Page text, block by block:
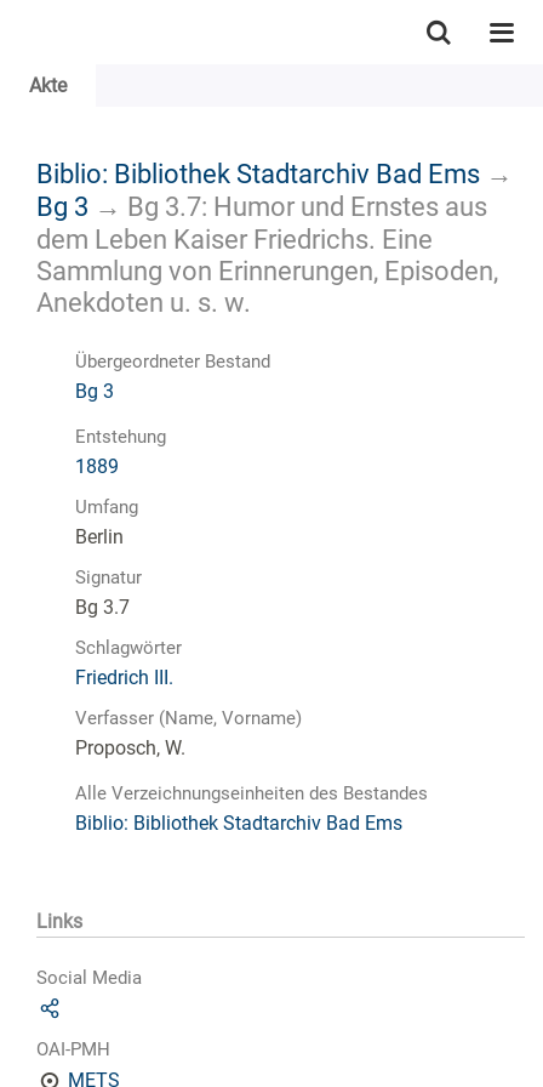
Akte
Biblio: Bibliothek Stadtarchiv Bad Ems →
Bg 3 → Bg 3.7: Humor und Ernstes aus
dem Leben Kaiser Friedrichs. Eine
Sammlung von Erinnerungen, Episoden,
Anekdoten u. s. w.
Übergeordneter Bestand
Bg 3
Entstehung
1889
Umfang
Berlin
Signatur
Bg 3.7
Schlagwörter
Friedrich III.
Verfasser (Name, Vorname)
Proposch, W.
Alle Verzeichnungseinheiten des Bestandes
Biblio: Bibliothek Stadtarchiv Bad Ems
Links
Social Media
OAI-PMH
METS